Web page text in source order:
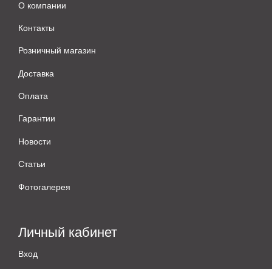
О компании
Контакты
Розничный магазин
Доставка
Оплата
Гарантии
Новости
Статьи
Фотогалерея
Личный кабинет
Вход